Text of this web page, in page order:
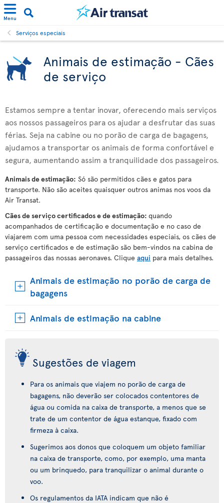
Menu
Serviços especiais
Animais de estimação - Cães
de serviço
Estamos sempre a tentar inovar, oferecendo mais serviços
aos nossos passageiros para os ajudar a desfrutar das suas
férias. Seja na cabine ou no porão de carga de bagagens,
ajudamos a transportar os animais de forma confortável e
segura, aumentando assim a tranquilidade dos passageiros.
Animais de estimação: Só são permitidos cães e gatos para
transporte. Não são aceites quaisquer outros animas nos voos da
Air Transat.
Cães de serviço certificados e de estimação: quando
acompanhados de certificação e documentação e no caso de
viajarem com uma pessoa com necessidades especiais, os cães de
serviço certificados e de estimação são bem-vindos na cabina de
passageiros das nossas aeronaves. Clique aqui para mais detalhes.
Animais de estimação no porão de carga de
bagagens
Animais de estimação na cabine
Sugestões de viagem
Para os animais que viajem no porão de carga de
bagagens, não deverão ser colocados contentores de
água ou comida na caixa de transporte, a menos que se
trate de um contentor de água estanque, fixado com
firmeza à caixa.
Sugerimos aos donos que coloquem um objeto familiar
na caixa de transporte, como, por exemplo, uma manta
ou um brinquedo, para tranquilizar o animal durante o
voo.
Os regulamentos da IATA indicam que não é